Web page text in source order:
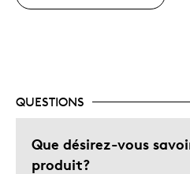
Cadeau de Noël
QUESTIONS
Que désirez-vous
produit?